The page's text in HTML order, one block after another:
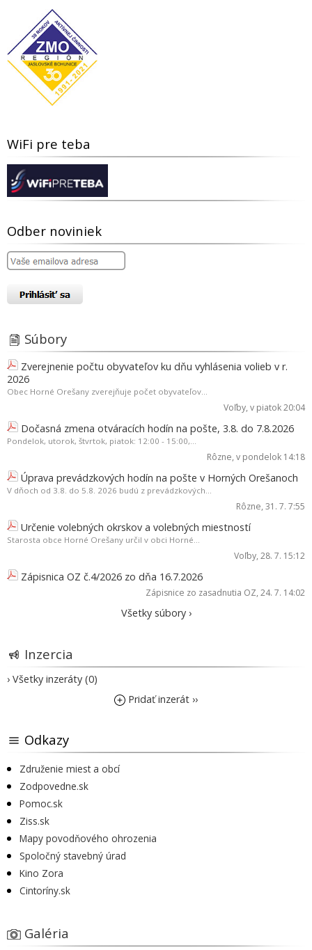
WiFi pre teba
Odber noviniek
Súbory
Zverejnenie počtu obyvateľov ku dňu vyhlásenia volieb v r.
2026
Obec Horné Orešany zverejňuje počet obyvateľov...
Voľby, v piatok 20:04
Dočasná zmena otváracích hodín na pošte, 3.8. do 7.8.2026
Pondelok, utorok, štvrtok, piatok: 12:00 - 15:00,...
Rôzne, v pondelok 14:18
Úprava prevádzkových hodín na pošte v Horných Orešanoch
V dňoch od 3.8. do 5.8. 2026 budú z prevádzkových...
Rôzne, 31. 7. 7:55
Určenie volebných okrskov a volebných miestností
Starosta obce Horné Orešany určil v obci Horné...
Voľby, 28. 7. 15:12
Zápisnica OZ č.4/2026 zo dňa 16.7.2026
Zápisnice zo zasadnutia OZ, 24. 7. 14:02
Všetky súbory ›
Inzercia
› Všetky inzeráty (0)
Pridať inzerát ››
Odkazy
Združenie miest a obcí
Zodpovedne.sk
Pomoc.sk
Ziss.sk
Mapy povodňového ohrozenia
Spoločný stavebný úrad
Kino Zora
Cintoríny.sk
Galéria